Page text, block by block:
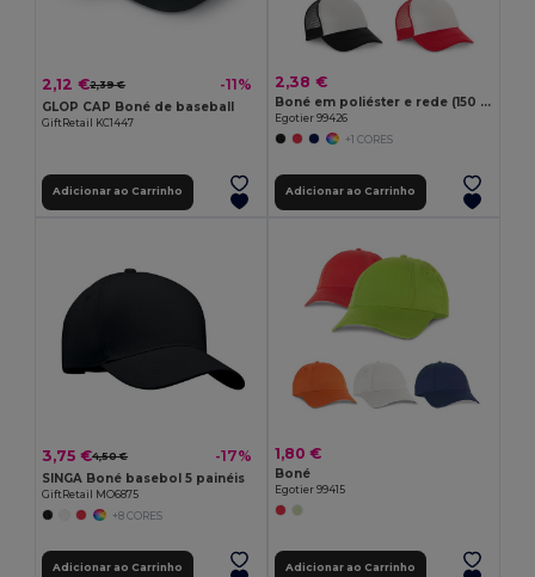
2,12 €2,39 € -11%
GLOP CAP Boné de baseball
GiftRetail KC1447
Adicionar ao Carrinho
2,38 €
Boné em poliéster e rede (150 g/m²)
Egotier 99426
+1 CORES
Adicionar ao Carrinho
3,75 €4,50 € -17%
SINGA Boné basebol 5 painéis
GiftRetail MO6875
+8 CORES
Adicionar ao Carrinho
1,80 €
Boné
Egotier 99415
Adicionar ao Carrinho